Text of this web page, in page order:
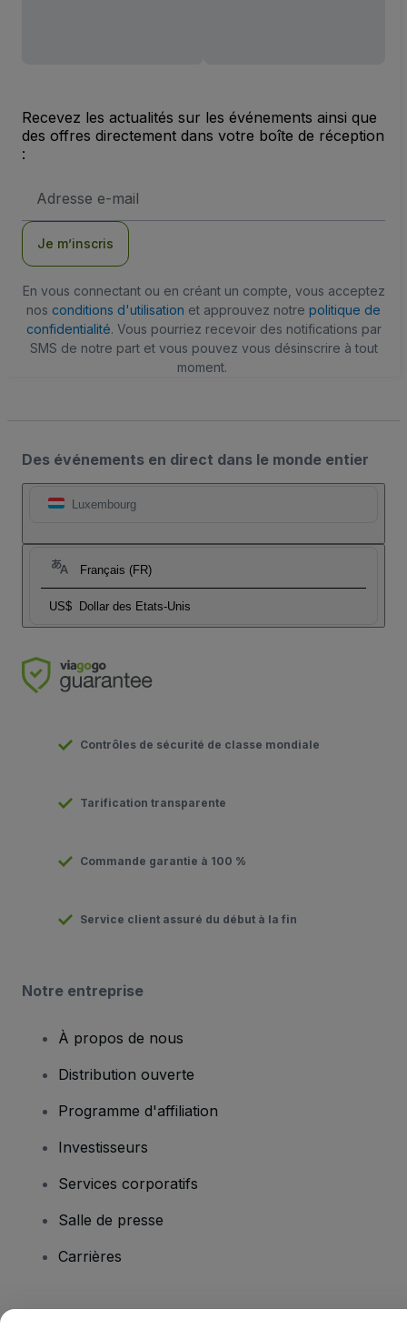
Recevez les actualités sur les événements ainsi que
des offres directement dans votre boîte de réception
:
e-
Je m’inscris
En vous connectant ou en créant un compte, vous acceptez
nos conditions d'utilisation et approuvez notre politique de
confidentialité. Vous pourriez recevoir des notifications par
SMS de notre part et vous pouvez vous désinscrire à tout
moment.
Des événements en direct dans le monde entier
Luxembourg
Français (FR)
US$ Dollar des Etats-Unis
Contrôles de sécurité de classe mondiale
Tarification transparente
Commande garantie à 100 %
Service client assuré du début à la fin
Notre entreprise
À propos de nous
Distribution ouverte
Programme d'affiliation
Investisseurs
Services corporatifs
Salle de presse
Carrières